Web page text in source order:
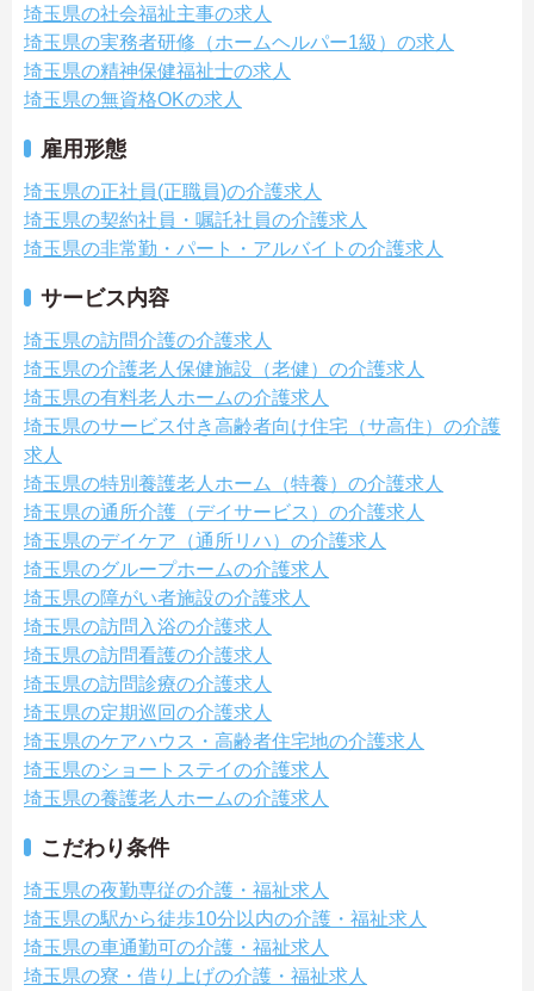
埼玉県の社会福祉主事の求人
埼玉県の実務者研修（ホームヘルパー1級）の求人
埼玉県の精神保健福祉士の求人
埼玉県の無資格OKの求人
雇用形態
埼玉県の正社員(正職員)の介護求人
埼玉県の契約社員・嘱託社員の介護求人
埼玉県の非常勤・パート・アルバイトの介護求人
サービス内容
埼玉県の訪問介護の介護求人
埼玉県の介護老人保健施設（老健）の介護求人
埼玉県の有料老人ホームの介護求人
埼玉県のサービス付き高齢者向け住宅（サ高住）の介護
求人
埼玉県の特別養護老人ホーム（特養）の介護求人
埼玉県の通所介護（デイサービス）の介護求人
埼玉県のデイケア（通所リハ）の介護求人
埼玉県のグループホームの介護求人
埼玉県の障がい者施設の介護求人
埼玉県の訪問入浴の介護求人
埼玉県の訪問看護の介護求人
埼玉県の訪問診療の介護求人
埼玉県の定期巡回の介護求人
埼玉県のケアハウス・高齢者住宅地の介護求人
埼玉県のショートステイの介護求人
埼玉県の養護老人ホームの介護求人
こだわり条件
埼玉県の夜勤専従の介護・福祉求人
埼玉県の駅から徒歩10分以内の介護・福祉求人
埼玉県の車通勤可の介護・福祉求人
埼玉県の寮・借り上げの介護・福祉求人